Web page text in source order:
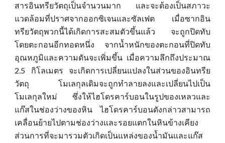
สารอินทรียวัตถุเป็นจำนวนมาก และจะต้องเป็นสภาวะ
แวดล้อมที่ปราศจากออกซิเจนและซัลเฟต
เมื่อซากอิน
ทรียวัตถุพวกนี้ได้เกิดการสะสมตัวขึ้นแล้ว จะถูกปิดทับ
โดยตะกอนอีกทอดหนึ่ง จากน้ำหนักของตะกอนที่ปิดทับ
อุณหภูมิและความดันจะเพิ่มขึ้น เมื่อความลึกถึงประมาณ
2.5 กิโลเมตร จะเกิดการเปลี่ยนแปลงในส่วนของอินทรีย
วัตถุ โมเลกุลเดิมจะถูกทำลายลงและเปลี่ยนไปเป็น
โมเลกุลใหม่ ซึ่งให้ไฮโดรคาร์บอนในรูปของเหลวและ
แก๊สในช่องว่างของหิน ไฮโดรคาร์บอนดังกล่าวสามารถ
เคลื่อนย้ายไปตามช่องว่างและรอยแตกในหินข้างเคียง
ส่วนการที่จะมารวมตัวเกิดเป็นแหล่งของน้ำมันและแก๊ส